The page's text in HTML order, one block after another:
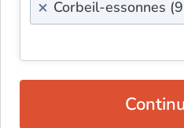
× Corbeil-essonnes